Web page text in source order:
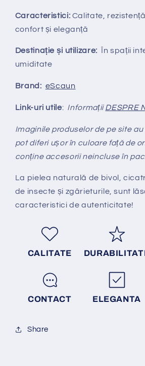
Caracteristici: Calitate,
confort și eleganță
Destinație și utilizare: În spații
umiditate
Brand: eScaun
Link-uri utile: InformațiiDESPRE
Imaginile produselor de pe site
pot diferi ușor în culoare față de
conține accesorii neincluse în
La pielea naturală de bivol,
de insecte și zgârieturile, sunt
caracteristici de autenticitate!
CALITATE
CONTACT ELEGANTA
Share